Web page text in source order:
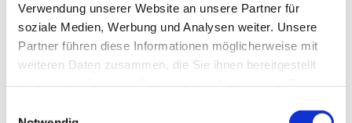
Verwendung unserer Website an unsere Partner für
soziale Medien, Werbung und Analysen weiter. Unsere
Partner führen diese Informationen möglicherweise mit
weiteren Daten zusammen, die Sie ihnen bereitgestellt
Zeit:
6:00
Gottesdienst